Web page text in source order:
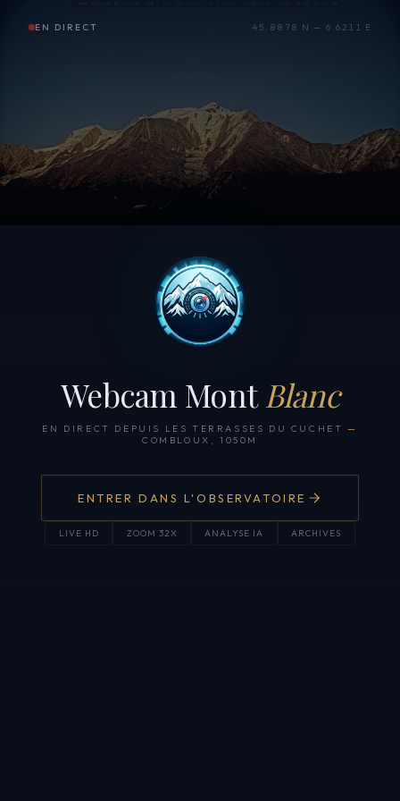
EN DIRECT 45.8878 N — 6.6211 E
Webcam Mont Blanc
EN DIRECT DEPUIS LES TERRASSES DU CUCHET —
COMBLOUX, 1050M
ENTRER DANS L'OBSERVATOIRE
LIVE HD ZOOM 32X ANALYSE IA ARCHIVES